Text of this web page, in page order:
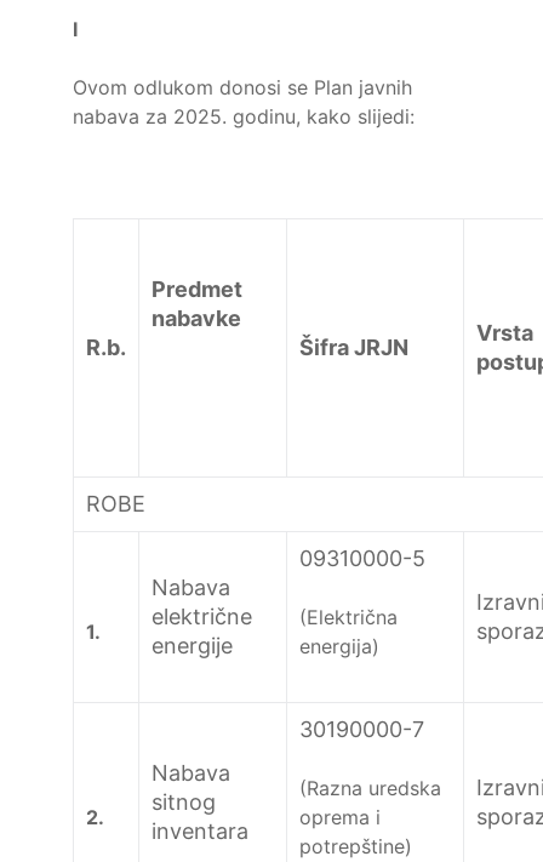
I
Ovom odlukom donosi se Plan javnih
nabava za 2025. godinu, kako slijedi:
R.b.
Predmet
nabavke
Šifra JRJN
Vrsta
ROBE
1.
Nabava
električne
energije
09310000-5
(Električna
energija)
2.
Nabava
sitnog
inventara
30190000-7
(Razna uredska
oprema i
potrepštine)